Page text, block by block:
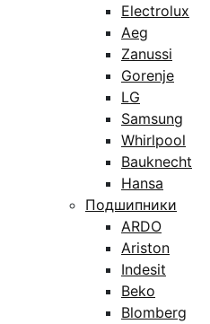
Electrolux
Aeg
Zanussi
Gorenje
LG
Samsung
Whirlpool
Bauknecht
Hansa
Подшипники
ARDO
Ariston
Indesit
Beko
Blomberg